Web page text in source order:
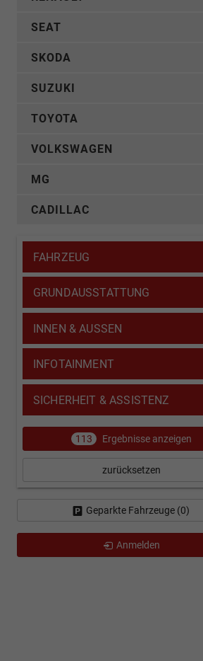
SEAT
SKODA
SUZUKI
TOYOTA
VOLKSWAGEN
MG
CADILLAC
FAHRZEUG
GRUNDAUSSTATTUNG
INNEN & AUSSEN
INFOTAINMENT
SICHERHEIT & ASSISTENZ
113 Ergebnisse anzeigen
zurücksetzen
Geparkte Fahrzeuge (0)
Anmelden